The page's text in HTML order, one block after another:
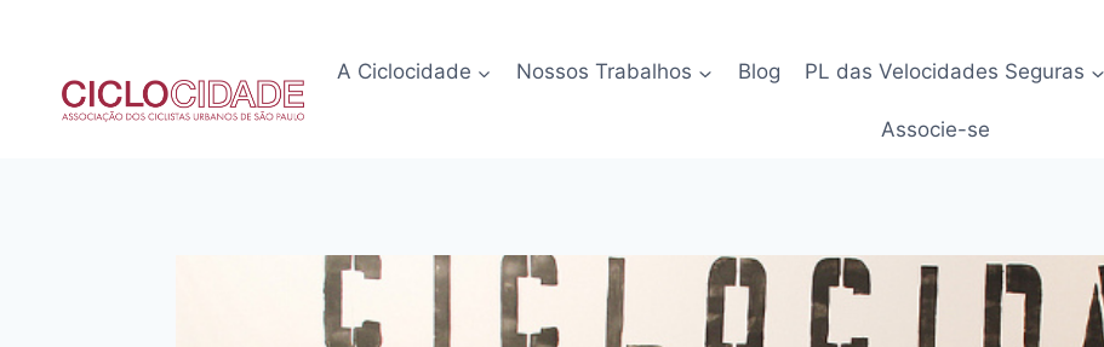
Conteúdo
A Ciclocidade Nossos Trabalhos Blog PL das Velocidades Seguras
Associe-se